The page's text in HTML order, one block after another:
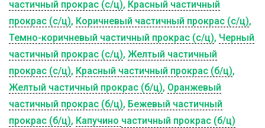
частичный прокрас (с/ц), Красный частичный
прокрас (с/ц), Коричневый частичный прокрас (с/ц),
Темно-коричневый частичный прокрас (с/ц), Черный
частичный прокрас (с/ц), Желтый частичный
прокрас (с/ц), Красный частичный прокрас (б/ц),
Желтый частичный прокрас (б/ц), Оранжевый
частичный прокрас (б/ц), Бежевый частичный
прокрас (б/ц), Капучино частичный прокрас (б/ц)